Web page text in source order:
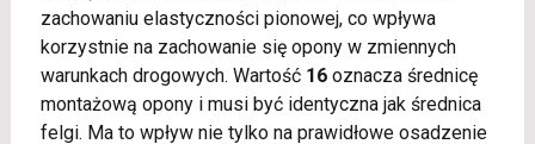
zachowaniu elastyczności pionowej, co wpływa
korzystnie na zachowanie się opony w zmiennych
warunkach drogowych. Wartość 16oznacza średnicę
montażową opony i musi być identyczna jak średnica
felgi. Ma to wpływ nie tylko na prawidłowe osadzenie